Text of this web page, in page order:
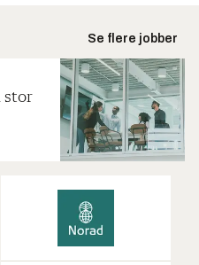
Se flere jobber
stor